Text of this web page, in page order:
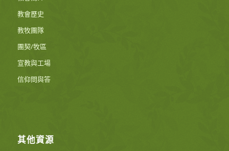
教會歷史
教牧團隊
團契/牧區
宣教與工場
信仰問與答
其他資源